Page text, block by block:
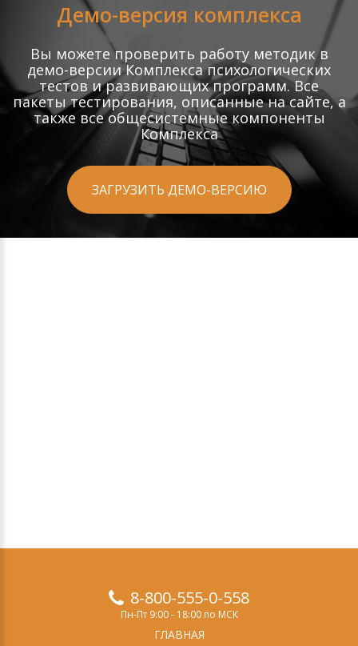
Демо-версия комплекса
Вы можете проверить работу методик в
демо-версии Комплекса психологических
тестов и развивающих программ. Все
пакеты тестирования, описанные на сайте, а
также все общесистемные компоненты
Комплекса
ЗАГРУЗИТЬ ДЕМО-ВЕРСИЮ
8-800-555-0-558
Пн-Пт 9:00 - 18:00 по МСК
ГЛАВНАЯ